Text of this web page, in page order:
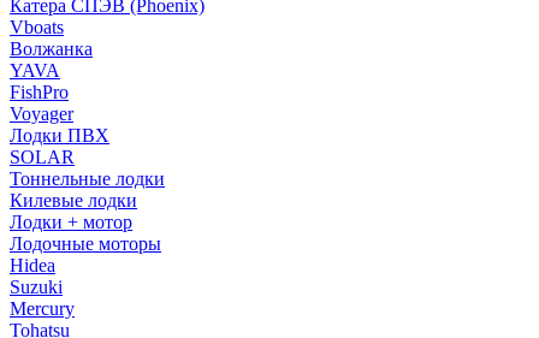
Катера СПЭВ (Phoenix)
Vboats
Волжанка
YAVA
FishPro
Voyager
Лодки ПВХ
SOLAR
Тоннельные лодки
Килевые лодки
Лодки + мотор
Лодочные моторы
Hidea
Suzuki
Mercury
Tohatsu